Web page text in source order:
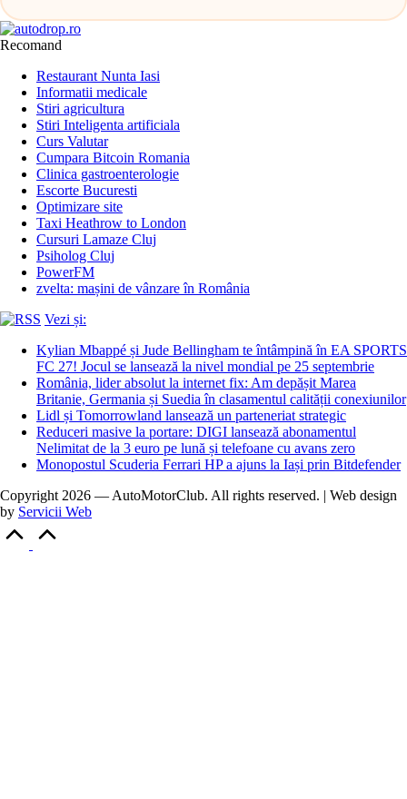
Recomand
Restaurant Nunta Iasi
Informatii medicale
Stiri agricultura
Stiri Inteligenta artificiala
Curs Valutar
Cumpara Bitcoin Romania
Clinica gastroenterologie
Escorte Bucuresti
Optimizare site
Taxi Heathrow to London
Cursuri Lamaze Cluj
Psiholog Cluj
PowerFM
zvelta: mașini de vânzare în România
Vezi și:
Kylian Mbappé și Jude Bellingham te întâmpină în EA SPORTS
FC 27! Jocul se lansează la nivel mondial pe 25 septembrie
România, lider absolut la internet fix: Am depășit Marea
Britanie, Germania și Suedia în clasamentul calității conexiunilor
Lidl și Tomorrowland lansează un parteneriat strategic
Reduceri masive la portare: DIGI lansează abonamentul
Nelimitat de la 3 euro pe lună și telefoane cu avans zero
Monopostul Scuderia Ferrari HP a ajuns la Iași prin Bitdefender
Copyright 2026 — AutoMotorClub. All rights reserved. | Web design
by Servicii Web